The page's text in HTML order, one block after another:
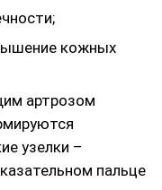
кожных
артрозом
узелки –
пальце